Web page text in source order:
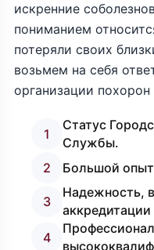
искренние
пониманием
потеряли своих
возьмем на себя
организации
1
Статус
Службы.
2
Большой опыт
3
Надежность,
4